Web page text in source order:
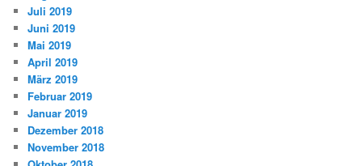
Juli 2019
Juni 2019
Mai 2019
April 2019
März 2019
Februar 2019
Januar 2019
Dezember 2018
November 2018